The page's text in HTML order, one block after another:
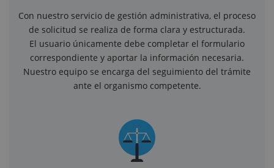
Con nuestro servicio de gestión administrativa, el proceso
de solicitud se realiza de forma clara y estructurada.
El usuario únicamente debe completar el formulario
correspondiente y aportar la información necesaria.
Nuestro equipo se encarga del seguimiento del trámite
ante el organismo competente.